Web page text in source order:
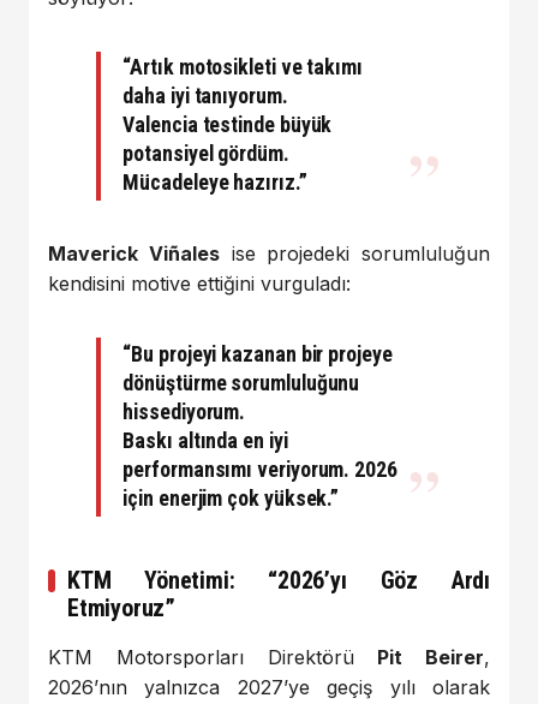
“Artık motosikleti ve takımı
daha iyi tanıyorum.
Valencia testinde büyük
potansiyel gördüm.
Mücadeleye hazırız.”
Maverick Viñalesise projedeki sorumluluğun
kendisini motive ettiğini vurguladı:
“Bu projeyi kazanan bir projeye
dönüştürme sorumluluğunu
hissediyorum.
Baskı altında en iyi
performansımı veriyorum. 2026
için enerjim çok yüksek.”
KTM Yönetimi: “2026’yı Göz Ardı
Etmiyoruz”
KTM Motorsporları Direktörü Pit Beirer,
2026’nın yalnızca 2027’ye geçiş yılı olarak